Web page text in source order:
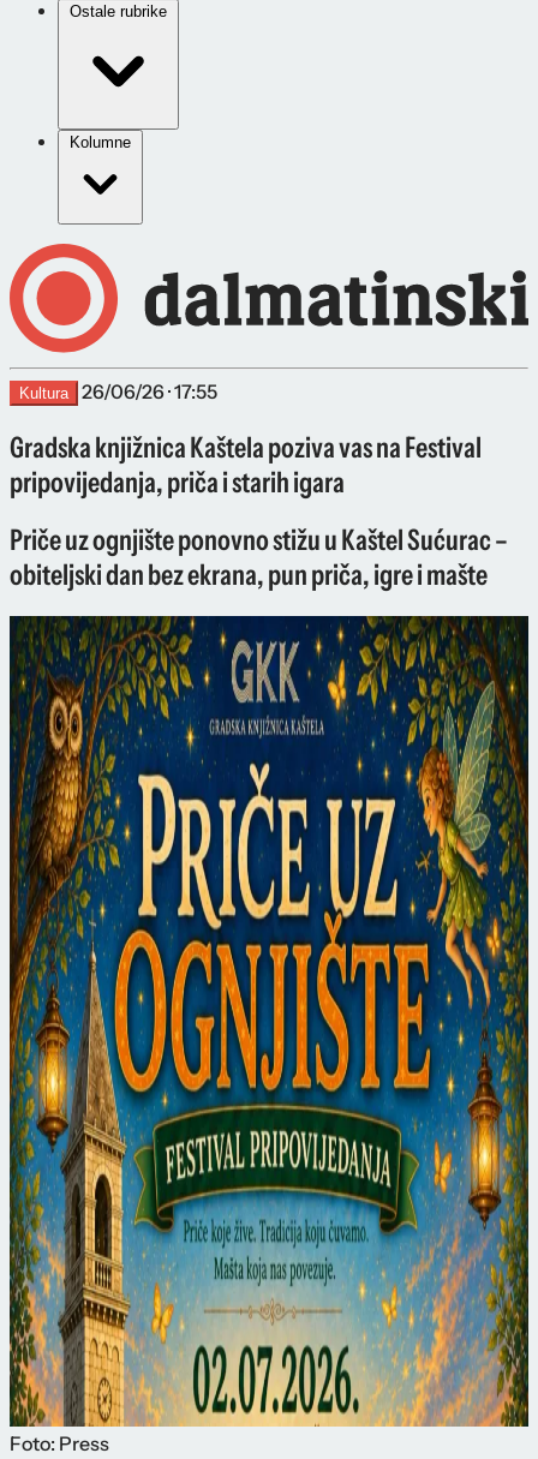
Ostale rubrike
Kolumne
Kultura 26/06/26 · 17:55
Gradska knjižnica Kaštela poziva vas na Festival
pripovijedanja, priča i starih igara
Priče uz ognjište ponovno stižu u Kaštel Sućurac –
obiteljski dan bez ekrana, pun priča, igre i mašte
Foto: Press